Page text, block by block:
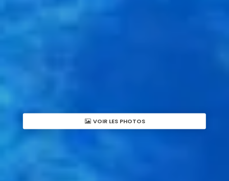
VOIR LES PHOTOS